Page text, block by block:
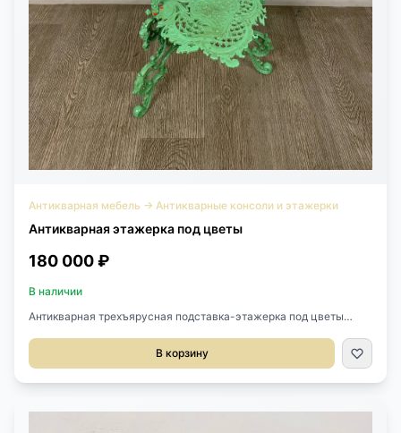
Антикварная мебель → Антикварные консоли и этажерки
Антикварная этажерка под цветы
180 000 ₽
В наличии
Антикварная трехъярусная подставка-этажерка под цветы
работа.Размер 48х50х76h см.
В корзину